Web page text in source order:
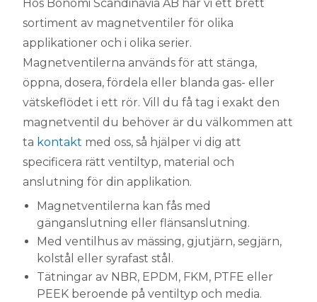
Hos Bonomi Scandinavia AB har vi ett brett
sortiment av magnetventiler för olika
applikationer och i olika serier.
Magnetventilerna används för att stänga,
öppna, dosera, fördela eller blanda gas- eller
vätskeflödet i ett rör. Vill du få tag i exakt den
magnetventil du behöver är du välkommen att
ta kontakt med oss, så hjälper vi dig att
specificera rätt ventiltyp, material och
anslutning för din applikation.
Magnetventilerna kan fås med
gänganslutning eller flänsanslutning.
Med ventilhus av mässing, gjutjärn, segjärn,
kolstål eller syrafast stål.
Tätningar av NBR, EPDM, FKM, PTFE eller
PEEK beroende på ventiltyp och media.